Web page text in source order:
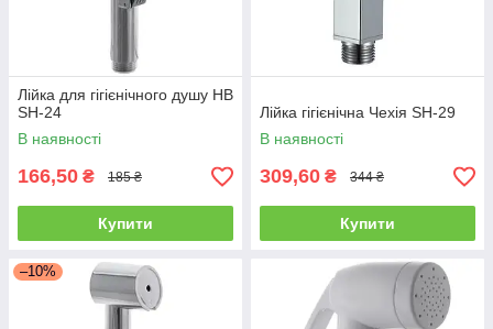
Лійка для гігієнічного душу HB
SH-24
В наявності
166,50 ₴ 185 ₴
Купити
Лійка гігієнічна Чехія SH-29
В наявності
309,60 ₴ 344 ₴
Купити
–10%